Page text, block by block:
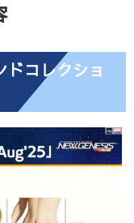
ドコレクショ